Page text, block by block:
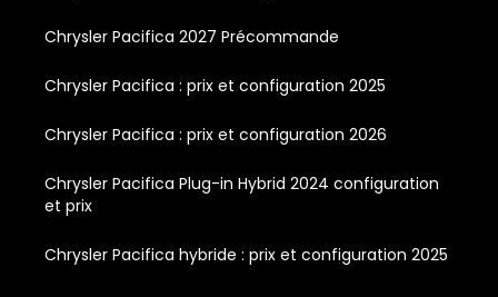
Chrysler Pacifica 2027 Précommande
Chrysler Pacifica : prix et configuration 2025
Chrysler Pacifica : prix et configuration 2026
Chrysler Pacifica Plug-in Hybrid 2024 configuration
et prix
Chrysler Pacifica hybride : prix et configuration 2025